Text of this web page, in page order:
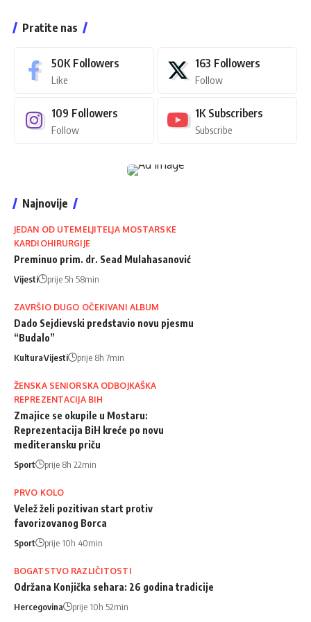
Pratite nas
50K Followers
Like
163 Followers
Follow
109 Followers
Follow
1K Subscribers
Subscribe
Najnovije
JEDAN OD UTEMELJITELJA MOSTARSKE
KARDIOHIRURGIJE
Preminuo prim. dr. Sead Mulahasanović
Vijesti prije 5h 58min
ZAVRŠIO DUGO OČEKIVANI ALBUM
Dado Sejdievski predstavio novu pjesmu
“Budalo”
KulturaVijesti prije 8h 7min
ŽENSKA SENIORSKA ODBOJKAŠKA
REPREZENTACIJA BIH
Zmajice se okupile u Mostaru:
Reprezentacija BiH kreće po novu
mediteransku priču
Sport prije 8h 22min
PRVO KOLO
Velež želi pozitivan start protiv
favorizovanog Borca
Sport prije 10h 40min
BOGATSTVO RAZLIČITOSTI
Održana Konjička sehara: 26 godina tradicije
Hercegovina prije 10h 52min